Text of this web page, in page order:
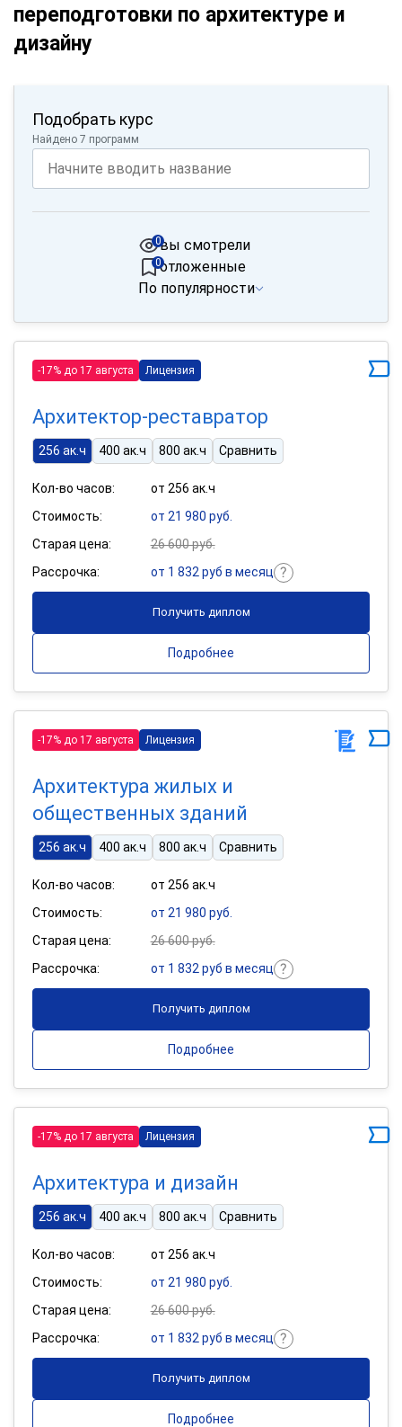
переподготовки по архитектуре и
дизайну
Подобрать курс
Найдено 7 программ
вы смотрели
0
отложенные
0
По популярности
-17% до 17 августа Лицензия
Архитектор-реставратор
256 ак.ч 400 ак.ч 800 ак.ч Сравнить
Кол-во часов:
от 256 ак.ч
Стоимость:
от 21 980 руб.
Старая цена:
26 600 руб.
Рассрочка:
от 1 832 руб в месяц
Получить диплом
Подробнее
-17% до 17 августа Лицензия
Архитектура жилых и
общественных зданий
256 ак.ч 400 ак.ч 800 ак.ч Сравнить
Кол-во часов:
от 256 ак.ч
Стоимость:
от 21 980 руб.
Старая цена:
26 600 руб.
Рассрочка:
от 1 832 руб в месяц
Получить диплом
Подробнее
-17% до 17 августа Лицензия
Архитектура и дизайн
256 ак.ч 400 ак.ч 800 ак.ч Сравнить
Кол-во часов:
от 256 ак.ч
Стоимость:
от 21 980 руб.
Старая цена:
26 600 руб.
Рассрочка:
от 1 832 руб в месяц
Получить диплом
Подробнее